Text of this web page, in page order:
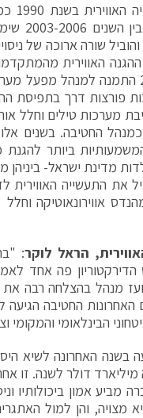
8', מערכת ההגנה
עסקית של החברה. בשנת 2010
פורצות דרך בתפיסת
חטיבת מערכות טילים
כמנהל החטיבה. בשנים
ביותר
את התעשייה האווירית
מהנדס
הראל לוקר:
פה אחד
מנהל בהצלחה רבה את
האחרונות החטיבה הגיעה
הבינלאומי והמקומי
בשנה האחרונה לשיא
דולר לשנה. זו
מביע אמון ביכולותיו
מצויה, והן למול